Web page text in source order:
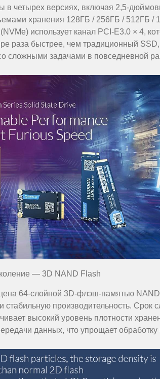
в четырех версиях, включая 2,5-
хранения 128ГБ / 256ГБ / 512ГБ /
использует канал PCI-E3.0 × 4,
раза быстрее, чем традиционный
сложными задачами в повседневной
— 3D NAND Flash
64-слойной 3D-флэш-памятью
производительность. Срок
высокий уровень плотности
данных, что упрощает